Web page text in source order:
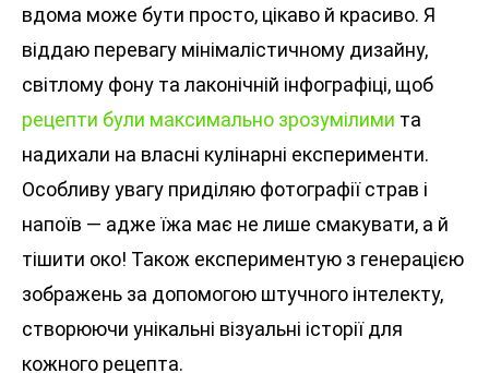
вдома може бути просто, цікаво й красиво. Я
віддаю перевагу мінімалістичному дизайну,
світлому фону та лаконічній інфографіці, щоб
рецепти були максимально зрозумілими та
надихали на власні кулінарні експерименти.
Особливу увагу приділяю фотографії страв і
напоїв — адже їжа має не лише смакувати, а й
тішити око! Також експериментую з генерацією
зображень за допомогою штучного інтелекту,
створюючи унікальні візуальні історії для
кожного рецепта.